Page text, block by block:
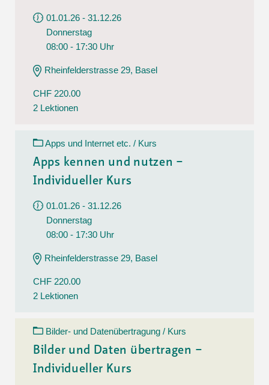
01.01.26 - 31.12.26
Donnerstag
08:00 - 17:30 Uhr
Rheinfelderstrasse 29, Basel
CHF 220.00
2 Lektionen
Apps und Internet etc. / Kurs
Apps kennen und nutzen –
Individueller Kurs
01.01.26 - 31.12.26
Donnerstag
08:00 - 17:30 Uhr
Rheinfelderstrasse 29, Basel
CHF 220.00
2 Lektionen
Bilder- und Datenübertragung / Kurs
Bilder und Daten übertragen –
Individueller Kurs